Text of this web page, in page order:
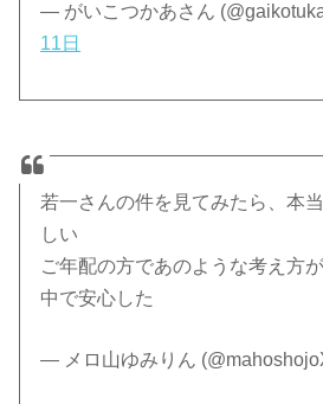
— がいこつかあさん
11日
若一さんの件を見てみたら、本
しい
ご年配の方であのような考え方
中で安心した
— メロ山ゆみりん